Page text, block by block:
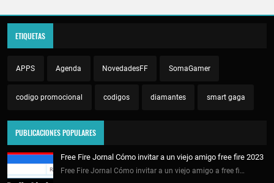
ETIQUETAS
APPS Agenda NovedadesFF SomaGamer
codigo promocional codigos diamantes smart gaga
PUBLICACIONES POPULARES
Free Fire Jornal Cómo invitar a un viejo amigo free fire 2023
Free Fire Jornal Cómo invitar a un viejo amigo a free fi…